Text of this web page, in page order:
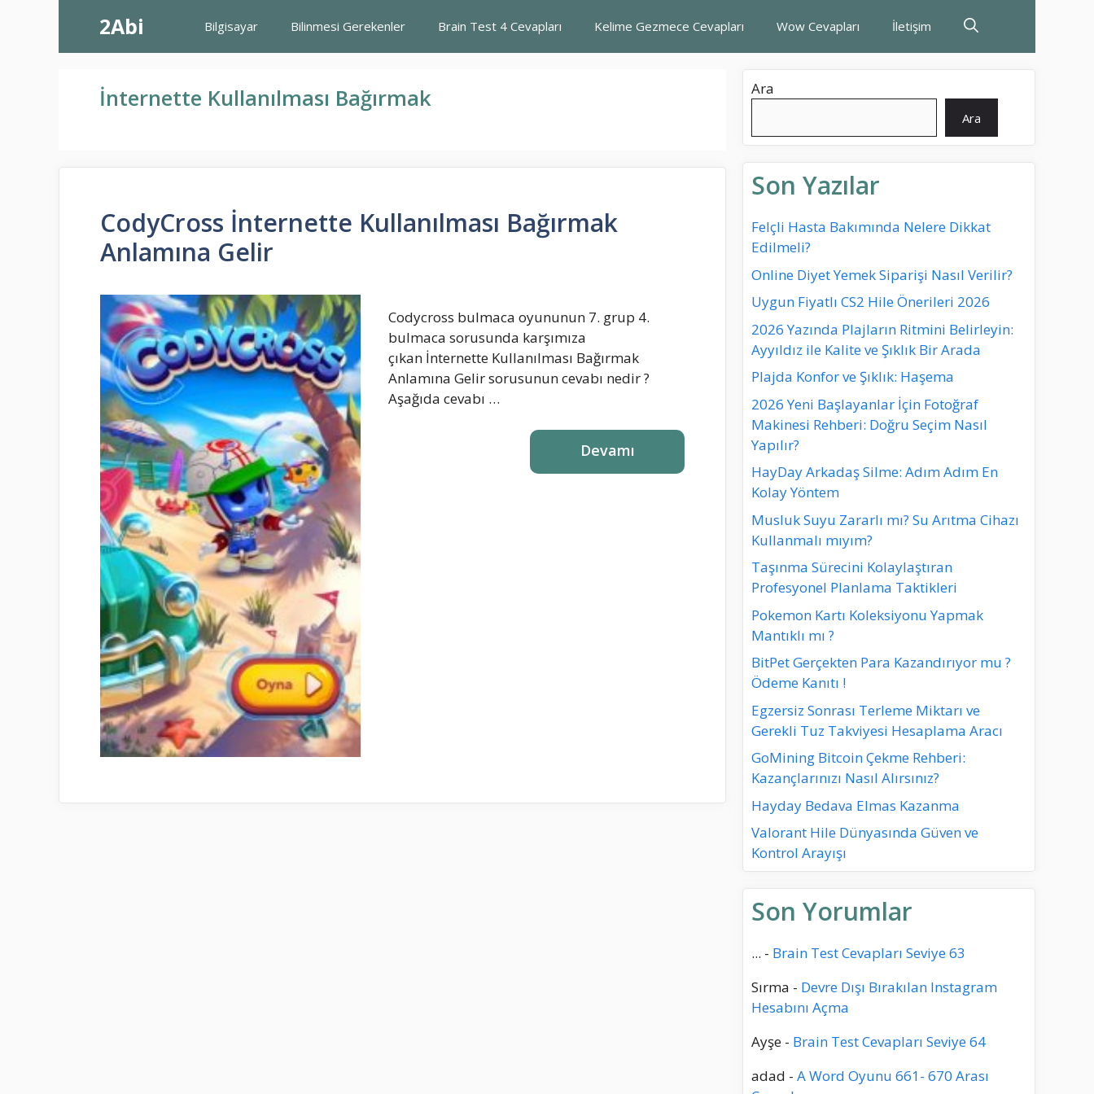
2Abi Bilgisayar Bilinmesi Gerekenler Brain Test 4 Cevapları Kelime Gezmece Cevapları Wow Cevapları İletişim
İnternette Kullanılması Bağırmak
CodyCross İnternette Kullanılması Bağırmak
Anlamına Gelir
Codycross bulmaca oyununun 7. grup 4.
bulmaca sorusunda karşımıza
çıkan İnternette Kullanılması Bağırmak
Anlamına Gelir sorusunun cevabı nedir ?
Aşağıda cevabı …
Devamı
Ara
Ara
Son Yazılar
Felçli Hasta Bakımında Nelere Dikkat
Edilmeli?
Online Diyet Yemek Siparişi Nasıl Verilir?
Uygun Fiyatlı CS2 Hile Önerileri 2026
2026 Yazında Plajların Ritmini Belirleyin:
Ayyıldız ile Kalite ve Şıklık Bir Arada
Plajda Konfor ve Şıklık: Haşema
2026 Yeni Başlayanlar İçin Fotoğraf
Makinesi Rehberi: Doğru Seçim Nasıl
Yapılır?
HayDay Arkadaş Silme: Adım Adım En
Kolay Yöntem
Musluk Suyu Zararlı mı? Su Arıtma Cihazı
Kullanmalı mıyım?
Taşınma Sürecini Kolaylaştıran
Profesyonel Planlama Taktikleri
Pokemon Kartı Koleksiyonu Yapmak
Mantıklı mı ?
BitPet Gerçekten Para Kazandırıyor mu ?
Ödeme Kanıtı !
Egzersiz Sonrası Terleme Miktarı ve
Gerekli Tuz Takviyesi Hesaplama Aracı
GoMining Bitcoin Çekme Rehberi:
Kazançlarınızı Nasıl Alırsınız?
Hayday Bedava Elmas Kazanma
Valorant Hile Dünyasında Güven ve
Kontrol Arayışı
Son Yorumlar
... - Brain Test Cevapları Seviye 63
Sırma - Devre Dışı Bırakılan Instagram
Hesabını Açma
Ayşe - Brain Test Cevapları Seviye 64
adad - A Word Oyunu 661- 670 Arası